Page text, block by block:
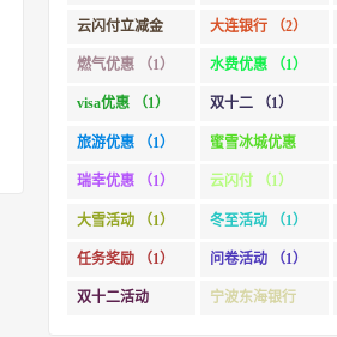
云闪付立减金
（1）
大连银行 （2）
燃气优惠 （1） 水费优惠 （1）
visa优惠 （1） 双十二 （1）
旅游优惠 （1） 蜜雪冰城优惠
（1）
瑞幸优惠 （1） 云闪付 （1）
大雪活动 （1） 冬至活动 （1）
任务奖励 （1） 问卷活动 （1）
双十二活动 宁波东海银行